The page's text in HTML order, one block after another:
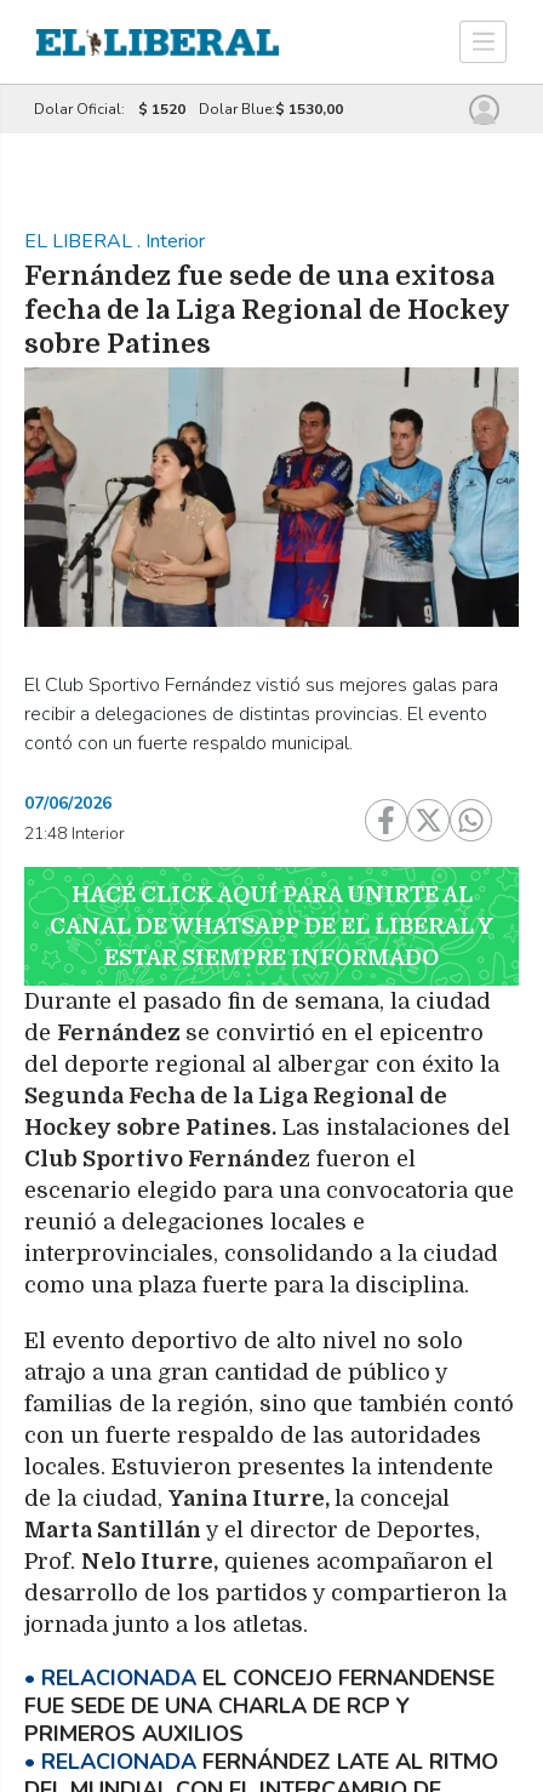
Dolar Oficial: $ 1520 Dolar Blue:$ 1530,00
EL LIBERAL. Interior
Fernández fue sede de una exitosa
fecha de la Liga Regional de Hockey
sobre Patines
El Club Sportivo Fernández vistió sus mejores galas para
recibir a delegaciones de distintas provincias. El evento
contó con un fuerte respaldo municipal.
07/06/2026
21:48 Interior
HACÉ CLICK AQUÍ PARA UNIRTE AL
CANAL DE WHATSAPP DE EL LIBERAL Y
ESTAR SIEMPRE INFORMADO
Durante el pasado fin de semana, la ciudad
de Fernández se convirtió en el epicentro
del deporte regional al albergar con éxito la
Segunda Fecha de la Liga Regional de
Hockey sobre Patines. Las instalaciones del
Club Sportivo Fernández fueron el
escenario elegido para una convocatoria que
reunió a delegaciones locales e
interprovinciales, consolidando a la ciudad
como una plaza fuerte para la disciplina.
El evento deportivo de alto nivel no solo
atrajo a una gran cantidad de público y
familias de la región, sino que también contó
con un fuerte respaldo de las autoridades
locales. Estuvieron presentes la intendente
de la ciudad, Yanina Iturre, la concejal
Marta Santillán y el director de Deportes,
Prof. Nelo Iturre, quienes acompañaron el
desarrollo de los partidos y compartieron la
jornada junto a los atletas.
EL CONCEJO FERNANDENSE
FUE SEDE DE UNA CHARLA DE RCP Y
PRIMEROS AUXILIOS
FERNÁNDEZ LATE AL RITMO